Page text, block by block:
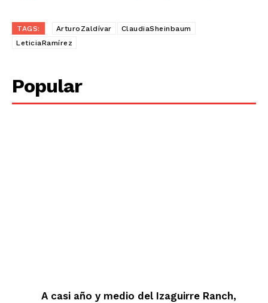
TAGS: ArturoZaldívar
ClaudiaSheinbaum
LeticiaRamírez
Popular
A casi año y medio del Izaguirre Ranch,